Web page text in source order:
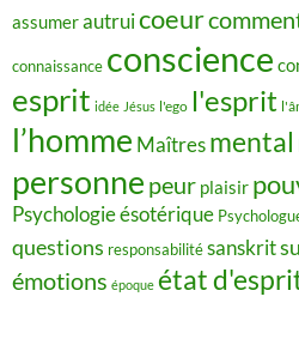
assumerautruicoeur
connaissance conscience
esprit idée Jésus l'ego l'esprit
l’homme Maîtres mental
personne peur plaisir
Psychologie ésotérique
questions responsabilitésanskrit
émotions époque état